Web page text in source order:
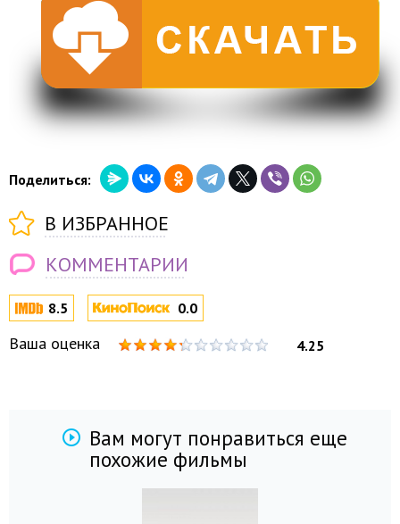
8.5 0.0
Ваша оценка 4.25
Поделиться:
В ИЗБРАННОЕ
КОММЕНТАРИИ
Вам могут понравиться еще
похожие фильмы